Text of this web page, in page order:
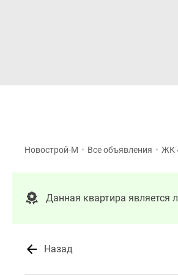
Новострой-М • Все объявления • ЖК
Данная квартира является
Назад